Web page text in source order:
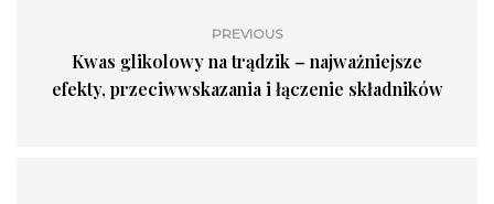
PREVIOUS
Kwas glikolowy na trądzik – najważniejsze
efekty, przeciwwskazania i łączenie składników